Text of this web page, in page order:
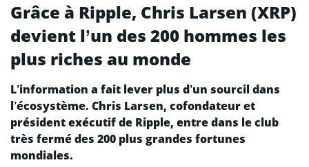
Grâce à Ripple, Chris Larsen (XRP)
devient l’un des 200 hommes les
plus riches au monde
L’information a fait lever plus d’un sourcil dans
l’écosystème. Chris Larsen, cofondateur et
président exécutif de Ripple, entre dans le club
très fermé des 200 plus grandes fortunes
mondiales.